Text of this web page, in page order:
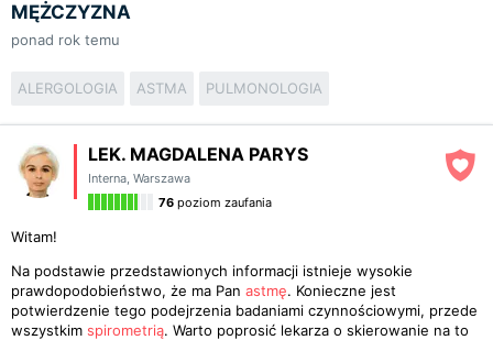
MĘŻCZYZNA
ponad rok temu
ALERGOLOGIA ASTMA PULMONOLOGIA
LEK. MAGDALENA PARYS
Interna, Warszawa
76 poziom zaufania
Witam!
Na podstawie przedstawionych informacji istnieje wysokie
prawdopodobieństwo, że ma Pan astmę. Konieczne jest
potwierdzenie tego podejrzenia badaniami czynnościowymi, przede
wszystkim spirometrią. Warto poprosić lekarza o skierowanie na to